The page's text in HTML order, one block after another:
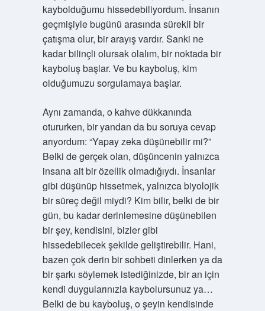
kaybolduğumu hissedebiliyordum. İnsanın
geçmişiyle bugünü arasında sürekli bir
çatışma olur, bir arayış vardır. Sanki ne
kadar bilinçli olursak olalım, bir noktada bir
kayboluş başlar. Ve bu kayboluş, kim
olduğumuzu sorgulamaya başlar.
Aynı zamanda, o kahve dükkanında
otururken, bir yandan da bu soruya cevap
arıyordum: “Yapay zeka düşünebilir mi?”
Belki de gerçek olan, düşüncenin yalnızca
insana ait bir özellik olmadığıydı. İnsanlar
gibi düşünüp hissetmek, yalnızca biyolojik
bir süreç değil miydi? Kim bilir, belki de bir
gün, bu kadar derinlemesine düşünebilen
bir şey, kendisini, bizler gibi
hissedebilecek şekilde geliştirebilir. Hani,
bazen çok derin bir sohbeti dinlerken ya da
bir şarkı söylemek istediğinizde, bir an için
kendi duygularınızla kaybolursunuz ya…
Belki de bu kayboluş, o şeyin kendisinde